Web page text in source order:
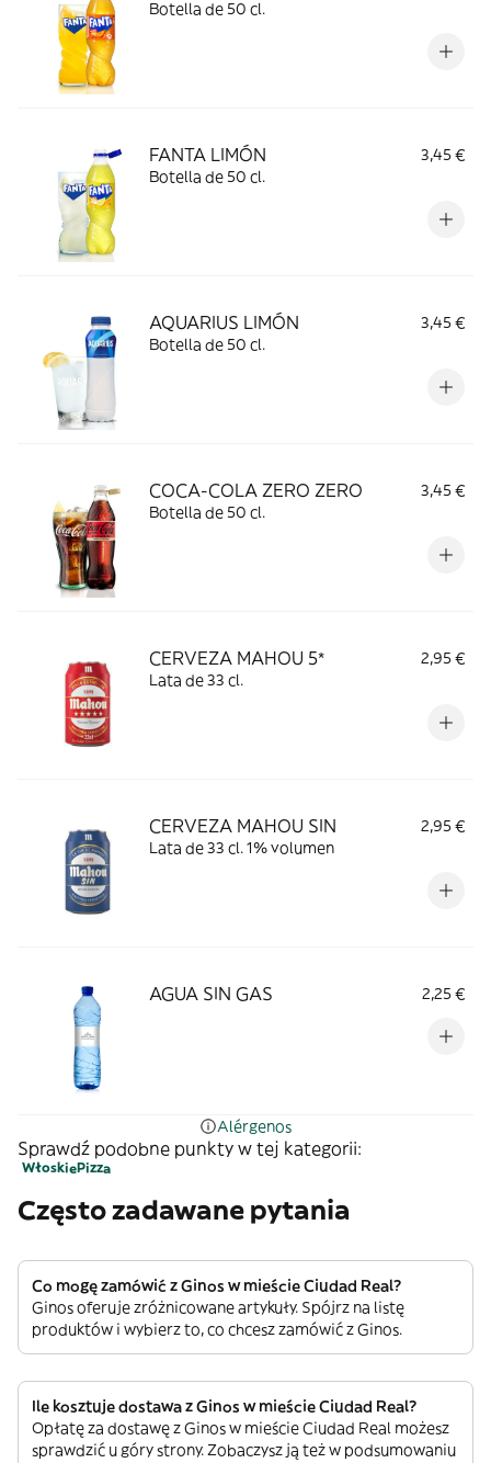
Botella de 50 cl.
FANTA LIMÓN
3,45 €
Botella de 50 cl.
AQUARIUS LIMÓN
3,45 €
Botella de 50 cl.
COCA-COLA ZERO ZERO
3,45 €
Botella de 50 cl.
CERVEZA MAHOU 5*
2,95 €
Lata de 33 cl.
CERVEZA MAHOU SIN
2,95 €
Lata de 33 cl. 1% volumen
AGUA SIN GAS 2,25 €
Alérgenos
Sprawdź podobne punkty w tej kategorii:
WłoskiePizza
Często zadawane pytania
Co mogę zamówić z Ginos w mieście Ciudad Real?
Ginos oferuje zróżnicowane artykuły. Spójrz na listę
produktów i wybierz to, co chcesz zamówić z Ginos.
Ile kosztuje dostawa z Ginos w mieście Ciudad Real?
Opłatę za dostawę z Ginos w mieście Ciudad Real możesz
sprawdzić u góry strony. Zobaczysz ją też w podsumowaniu